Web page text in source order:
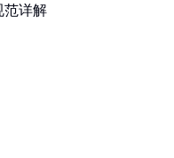
范详解